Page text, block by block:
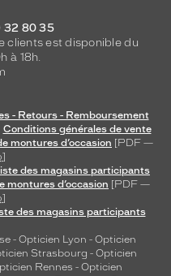
32 80 35
clients est disponible du
à 18h.
- Retours - Remboursement
Conditions générales de vente
montures d’occasion [PDF —
]
des magasins participants
montures d’occasion [PDF —
]
des magasins participants
- Opticien Lyon - Opticien
Strasbourg - Opticien
Rennes - Opticien